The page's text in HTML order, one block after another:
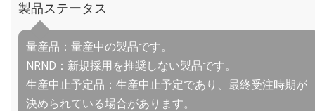
製品ステータス
量産品：量産中の製品です。
NRND：新規採用を推奨しない製品です。
生産中止予定品：生産中止予定であり、最終受注時期が
決められている場合があります。